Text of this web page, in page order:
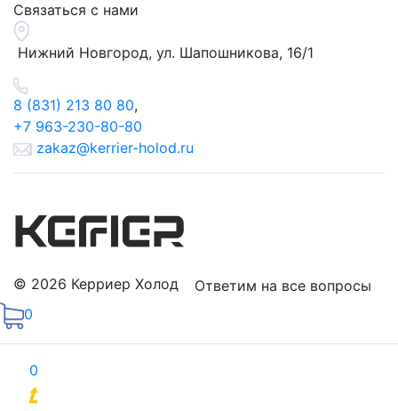
Связаться с нами
Нижний Новгород, ул. Шапошникова, 16/1
8 (831) 213 80 80,
+7 963-230-80-80
zakaz@kerrier-holod.ru
© 2026 Керриер Холод
Ответим на все вопросы
0
0